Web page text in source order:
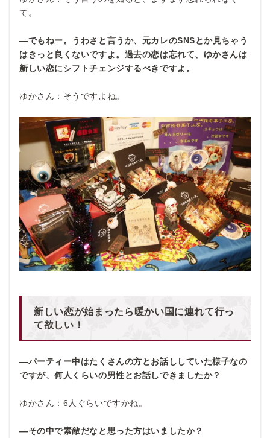
て。
―でもねー。うわさと言うか、元カレのSNSとか見ちゃう
はきっと良くないですよ。過去の恋は忘れて、ゆかさんは
新しい恋にシフトチェンジするべきですよ。
ゆかさん：そうですよね。
新しい恋が始まったら暖かい国に連れて行っ
て欲しい！
―パーティー中はたくさんの方とお話ししていた様子なの
ですが、何人くらいの男性とお話しできましたか？
ゆかさん：6人ぐらいですかね。
―その中で素敵だなと思った方はいましたか？